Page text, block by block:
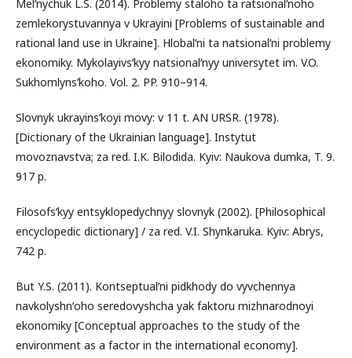
Melʹnychuk L.S. (2014). Problemy staloho ta ratsionalʹnoho
zemlekorystuvannya v Ukrayini [Problems of sustainable and
rational land use in Ukraine]. Hlobalʹni ta natsionalʹni problemy
ekonomiky. Mykolayivsʹkyy natsionalʹnyy universytet im. V.O.
Sukhomlynsʹkoho. Vol. 2. PP. 910–914.
Slovnyk ukrayinsʹkoyi movy: v 11 t. AN URSR. (1978).
[Dictionary of the Ukrainian language]. Instytut
movoznavstva; za red. I.K. Bilodida. Kyiv: Naukova dumka, T. 9.
917 p.
Filosofsʹkyy entsyklopedychnyy slovnyk (2002). [Philosophical
encyclopedic dictionary] / za red. V.I. Shynkaruka. Kyiv: Abrys,
742 p.
But Y.S. (2011). Kontseptualʹni pidkhody do vyvchennya
navkolyshnʹoho seredovyshcha yak faktoru mizhnarodnoyi
ekonomiky [Conceptual approaches to the study of the
environment as a factor in the international economy].